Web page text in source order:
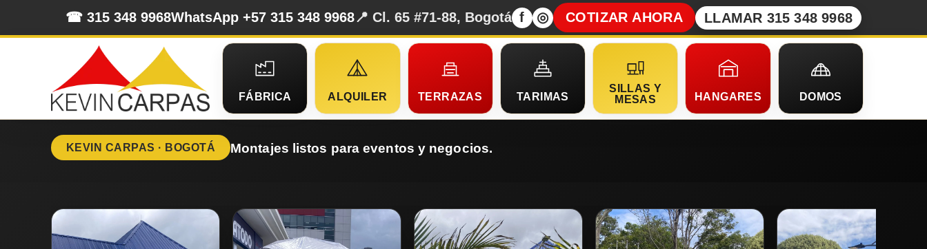
☎ 315 348 9968WhatsApp +57 315 348 9968📍 Cl. 65 #71-88, Bogotá f ◎ COTIZAR AHORA LLAMAR 315 348 9968
FÁBRICA ALQUILER TERRAZAS TARIMAS
SILLAS Y
MESAS
HANGARES DOMOS
KEVIN CARPAS · BOGOTÁ Montajes listos para eventos y negocios.